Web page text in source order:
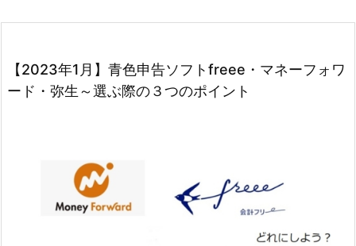
【2023年1月】青色申告ソフトfreee・マネーフォワ
ード・弥生～選ぶ際の３つのポイント